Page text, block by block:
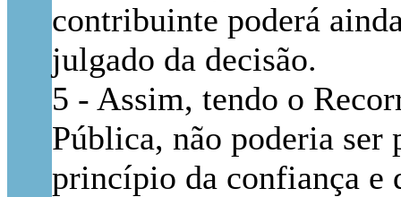
contribuinte poderá
julgado da decisão.
5 - Assim, tendo o
Pública, não poderia
princípio da confiança e